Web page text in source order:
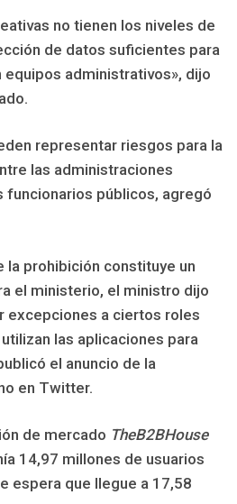
no tienen los niveles de
de datos suficientes para
administrativos», dijo
representar riesgos para la
las administraciones
funcionarios públicos, agregó
la prohibición constituye un
el ministerio, el ministro dijo
excepciones a ciertos roles
las aplicaciones para
el anuncio de la
en Twitter.
de mercado TheB2BHouse
14,97 millones de usuarios
espera que llegue a 17,58